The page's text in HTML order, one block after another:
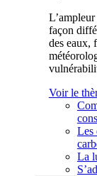
façon
des eaux,
Voir le
Les
La